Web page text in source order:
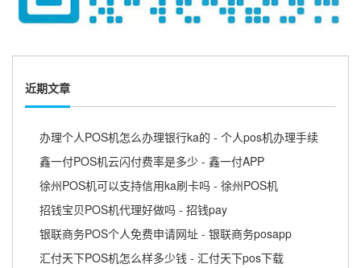
近期文章
办理个人POS机怎么办理银行ka的 - 个人pos机办理手续
鑫一付POS机云闪付费率是多少 - 鑫一付APP
徐州POS机可以支持信用ka刷卡吗 - 徐州POS机
招钱宝贝POS机代理好做吗 - 招钱pay
银联商务POS个人免费申请网址 - 银联商务posapp
汇付天下POS机怎么样多少钱 - 汇付天下pos下载